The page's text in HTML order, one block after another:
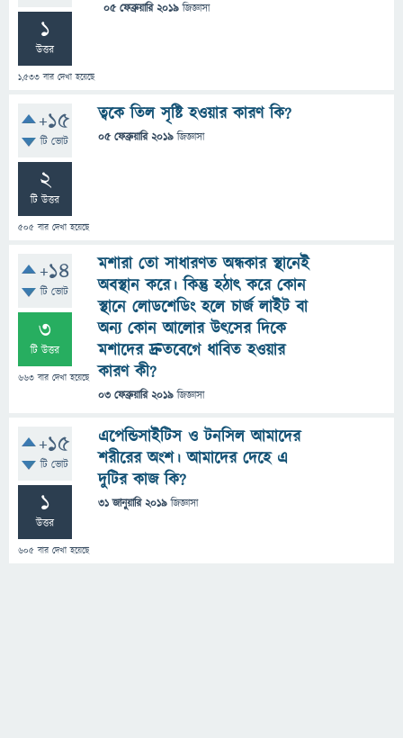
1
উত্তর
1,533 বার দেখা হয়েছে
05 ফেব্রুয়ারি 2019 জিজ্ঞাসা
+15
টি ভোট
2
টি উত্তর
505 বার দেখা হয়েছে
ত্বকে তিল সৃষ্টি হওয়ার কারণ কি?
05 ফেব্রুয়ারি 2019 জিজ্ঞাসা
+14
টি ভোট
3
টি উত্তর
663 বার দেখা হয়েছে
মশারা তো সাধারণত অন্ধকার স্থানেই
অবস্থান করে। কিন্তু হঠাৎ করে কোন
স্থানে লোডশেডিং হলে চার্জ লাইট বা
অন্য কোন আলোর উৎসের দিকে
মশাদের দ্রুতবেগে ধাবিত হওয়ার
কারণ কী?
03 ফেব্রুয়ারি 2019 জিজ্ঞাসা
+15
টি ভোট
1
উত্তর
605 বার দেখা হয়েছে
এপেন্ডিসাইটিস ও টনসিল আমাদের
শরীরের অংশ। আমাদের দেহে এ
দুটির কাজ কি?
31 জানুয়ারি 2019 জিজ্ঞাসা